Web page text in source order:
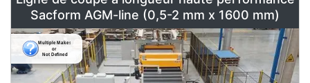
Sacform AGM-line (0,5-2 mm x 1600 mm)